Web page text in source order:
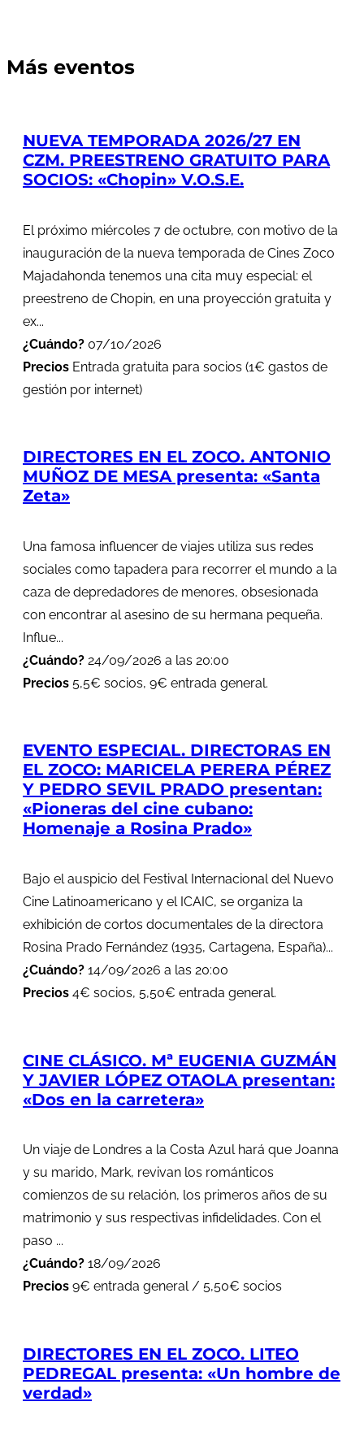
Más eventos
NUEVA TEMPORADA 2026/27 EN
CZM. PREESTRENO GRATUITO PARA
SOCIOS: «Chopin» V.O.S.E.
El próximo miércoles 7 de octubre, con motivo de la
inauguración de la nueva temporada de Cines Zoco
Majadahonda tenemos una cita muy especial: el
preestreno de Chopin, en una proyección gratuita y
ex...
¿Cuándo? 07/10/2026
Precios Entrada gratuita para socios (1€ gastos de
gestión por internet)
DIRECTORES EN EL ZOCO. ANTONIO
MUÑOZ DE MESA presenta: «Santa
Zeta»
Una famosa influencer de viajes utiliza sus redes
sociales como tapadera para recorrer el mundo a la
caza de depredadores de menores, obsesionada
con encontrar al asesino de su hermana pequeña.
Influe...
¿Cuándo? 24/09/2026 a las 20:00
Precios 5,5€ socios, 9€ entrada general.
EVENTO ESPECIAL. DIRECTORAS EN
EL ZOCO: MARICELA PERERA PÉREZ
Y PEDRO SEVIL PRADO presentan:
«Pioneras del cine cubano:
Homenaje a Rosina Prado»
Bajo el auspicio del Festival Internacional del Nuevo
Cine Latinoamericano y el ICAIC, se organiza la
exhibición de cortos documentales de la directora
Rosina Prado Fernández (1935, Cartagena, España)...
¿Cuándo? 14/09/2026 a las 20:00
Precios 4€ socios, 5,50€ entrada general.
CINE CLÁSICO. Mª EUGENIA GUZMÁN
Y JAVIER LÓPEZ OTAOLA presentan:
«Dos en la carretera»
Un viaje de Londres a la Costa Azul hará que Joanna
y su marido, Mark, revivan los románticos
comienzos de su relación, los primeros años de su
matrimonio y sus respectivas infidelidades. Con el
paso ...
¿Cuándo? 18/09/2026
Precios 9€ entrada general / 5,50€ socios
DIRECTORES EN EL ZOCO. LITEO
PEDREGAL presenta: «Un hombre de
verdad»